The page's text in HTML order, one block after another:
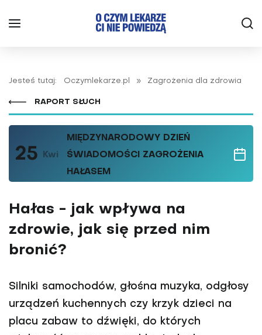
Jesteś tutaj: Oczymlekarze.pl » Zagrożenia dla zdrowia
RAPORT SŁUCH
25 Kwi
MIĘDZYNARODOWY DZIEŃ
ŚWIADOMOŚCI ZAGROŻENIA
HAŁASEM
Hałas - jak wpływa na
zdrowie, jak się przed nim
bronić?
Silniki samochodów, głośna muzyka, odgłosy
urządzeń kuchennych czy krzyk dzieci na
placu zabaw to dźwięki, do których